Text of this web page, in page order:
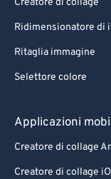
Creatore di collage
Ridimensionatore di
Ritaglia immagine
Selettore colore
Applicazioni
Creatore di collage
Creatore di collage